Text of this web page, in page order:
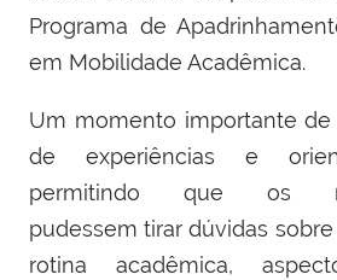
Programa de
em Mobilidade Acadêmica.
Um momento importante
de experiências e
permitindo que os
pudessem tirar dúvidas
rotina acadêmica,